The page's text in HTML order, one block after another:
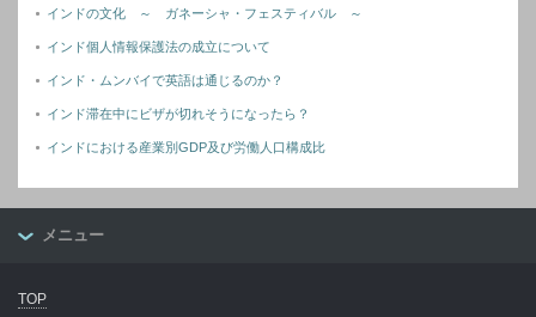
インドの文化 ～ ガネーシャ・フェスティバル ～
インド個人情報保護法の成立について
インド・ムンバイで英語は通じるのか？
インド滞在中にビザが切れそうになったら？
インドにおける産業別GDP及び労働人口構成比
メニュー
TOP